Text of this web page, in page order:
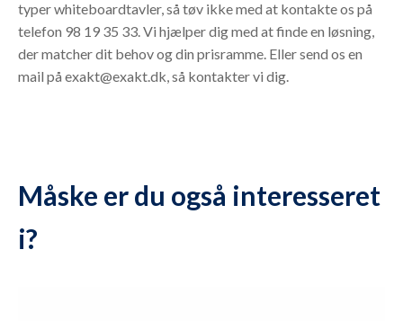
typer whiteboardtavler, så tøv ikke med at kontakte os på
telefon 98 19 35 33. Vi hjælper dig med at finde en løsning,
der matcher dit behov og din prisramme. Eller send os en
mail på exakt@exakt.dk, så kontakter vi dig.
Måske er du også interesseret
i?